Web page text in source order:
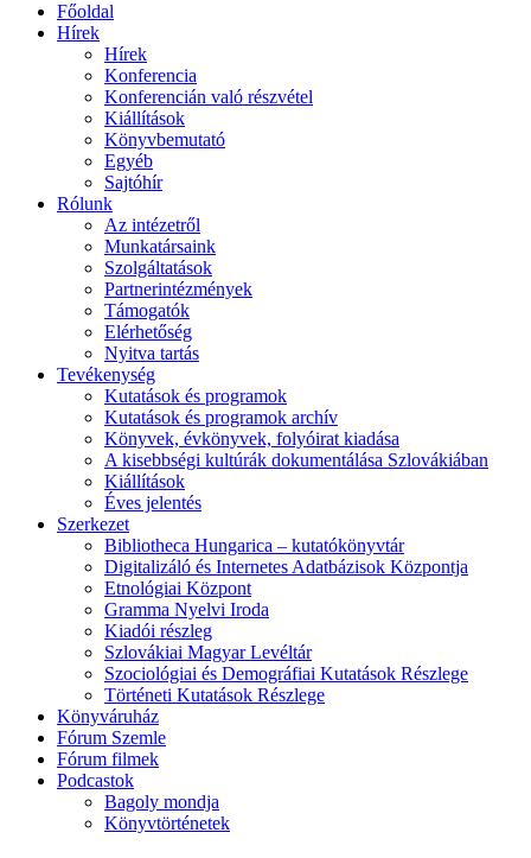
Főoldal
Hírek
Hírek
Konferencia
Konferencián való részvétel
Kiállítások
Könyvbemutató
Egyéb
Sajtóhír
Rólunk
Az intézetről
Munkatársaink
Szolgáltatások
Partnerintézmények
Támogatók
Elérhetőség
Nyitva tartás
Tevékenység
Kutatások és programok
Kutatások és programok archív
Könyvek, évkönyvek, folyóirat kiadása
A kisebbségi kultúrák dokumentálása Szlovákiában
Kiállítások
Éves jelentés
Szerkezet
Bibliotheca Hungarica – kutatókönyvtár
Digitalizáló és Internetes Adatbázisok Központja
Etnológiai Központ
Gramma Nyelvi Iroda
Kiadói részleg
Szlovákiai Magyar Levéltár
Szociológiai és Demográfiai Kutatások Részlege
Történeti Kutatások Részlege
Könyváruház
Fórum Szemle
Fórum filmek
Podcastok
Bagoly mondja
Könyvtörténetek